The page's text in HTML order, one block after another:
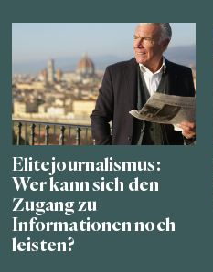
Elitejournalismus:
Wer kann sich den
Zugang zu
Informationen noch
leisten?